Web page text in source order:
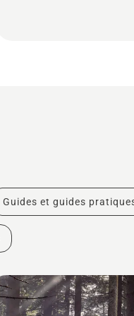
Guides et guides